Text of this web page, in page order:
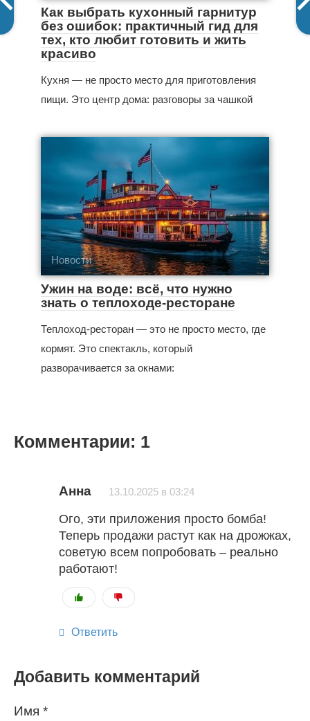
Как выбрать кухонный гарнитур
без ошибок: практичный гид для
тех, кто любит готовить и жить
красиво
Кухня — не просто место для приготовления
пищи. Это центр дома: разговоры за чашкой
Новости
Ужин на воде: всё, что нужно
знать о теплоходе-ресторане
Теплоход-ресторан — это не просто место, где
кормят. Это спектакль, который
разворачивается за окнами:
Комментарии: 1
Анна 13.10.2025 в 03:24
Ого, эти приложения просто бомба!
Теперь продажи растут как на дрожжах,
советую всем попробовать – реально
работают!
Ответить
Добавить комментарий
Имя *